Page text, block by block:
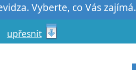
Vyberte, co Vás zajímá.
upřesnit